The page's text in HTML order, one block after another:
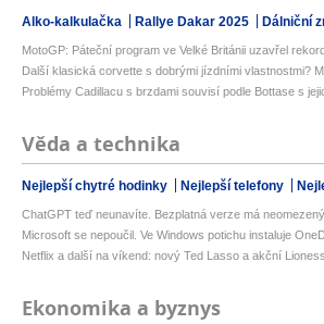
Alko-kalkulačka Rallye Dakar 2025 Dálniční
MotoGP: Páteční program ve Velké Británii uzavřel
Další klasická corvette s dobrými jízdními vlastnostmi?
Problémy Cadillacu s brzdami souvisí podle Bottase s
Věda a technika
Nejlepší chytré hodinky Nejlepší telefony
ChatGPT teď neunavíte. Bezplatná verze má neomezený
Microsoft se nepoučil. Ve Windows potichu instaluje
Netflix a další na víkend: nový Ted Lasso a akční
Ekonomika a byznys